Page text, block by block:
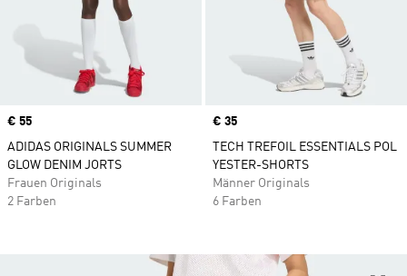
Price
€ 55
ADIDAS ORIGINALS SUMMER
GLOW DENIM JORTS
Frauen Originals
2 Farben
Price
€ 35
TECH TREFOIL ESSENTIALS POL
YESTER-SHORTS
Männer Originals
6 Farben